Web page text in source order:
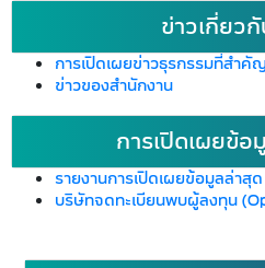
ข่าวเกี่ยว
การเปิดเผยข่าวธุรกรรมที่สำคั
ข่าวของสำนักงาน
การเปิดเผยข้
รายงานการเปิดเผยข้อมูลล่าสุ
บริษัทจดทะเบียนพบผู้ลงทุน